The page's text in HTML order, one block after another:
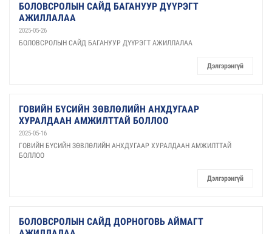
БОЛОВСРОЛЫН САЙД БАГАНУУР ДҮҮРЭГТ
АЖИЛЛАЛАА
2025-05-26
БОЛОВСРОЛЫН САЙД БАГАНУУР ДҮҮРЭГТ АЖИЛЛАЛАА
Дэлгэрэнгүй
ГОВИЙН БҮСИЙН ЗӨВЛӨЛИЙН АНХДУГААР
ХУРАЛДААН АМЖИЛТТАЙ БОЛЛОО
2025-05-16
ГОВИЙН БҮСИЙН ЗӨВЛӨЛИЙН АНХДУГААР ХУРАЛДААН АМЖИЛТТАЙ
БОЛЛОО
Дэлгэрэнгүй
БОЛОВСРОЛЫН САЙД ДОРНОГОВЬ АЙМАГТ